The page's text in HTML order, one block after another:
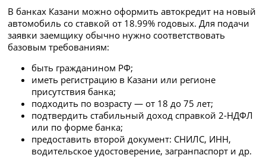
В банках Казани можно оформить автокредит на новый
автомобиль со ставкой от 18.99% годовых. Для подачи
заявки заемщику обычно нужно соответствовать
базовым требованиям:
быть гражданином РФ;
иметь регистрацию в Казани или регионе
присутствия банка;
подходить по возрасту — от 18 до 75 лет;
подтвердить стабильный доход справкой 2-НДФЛ
или по форме банка;
предоставить второй документ: СНИЛС, ИНН,
водительское удостоверение, загранпаспорт и др.